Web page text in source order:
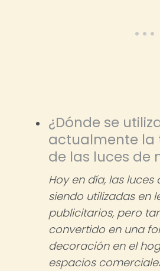
¿Dónde se
actualmente la
de las luces de
Hoy en día, las luces
siendo utilizadas en
publicitarios, pero
convertido en una
decoración en el
espacios